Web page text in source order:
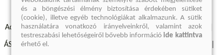
Adatvédelmi szabályzatok Elállási felmondási nyilatkozat
ÁSZF - Vásárlási feltételek
és a böngészési élmény biztosítása érdekében sütiket
(cookie), illetve egyéb technológiákat alkalmazunk. A sütik
használatára vonatkozó irányelveinkről, valamint azok
testreszabási lehetőségeiről bővebb információide kattintva
érhető el.